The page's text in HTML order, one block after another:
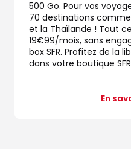
500 Go. Pour vos
70 destinations
et la Thaïlande ! Tout
19€99/mois, sans
box SFR. Profitez de la
dans votre boutique
En